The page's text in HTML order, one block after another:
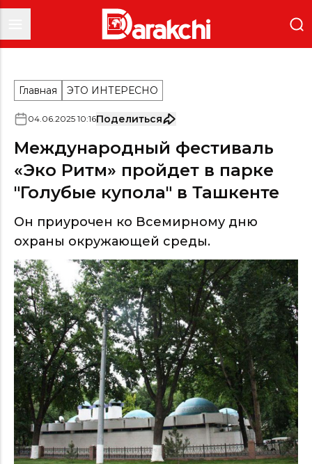
Главная ЭТО ИНТЕРЕСНО
04.06.2025 10:16Поделиться
Международный фестиваль
«Эко Ритм» пройдет в парке
"Голубые купола" в Ташкенте
Он приурочен ко Всемирному дню
охраны окружающей среды.